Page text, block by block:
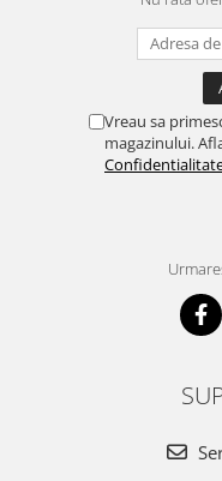
Vreau sa
magazinului.